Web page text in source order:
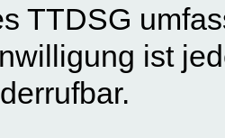
TTDSG
ist